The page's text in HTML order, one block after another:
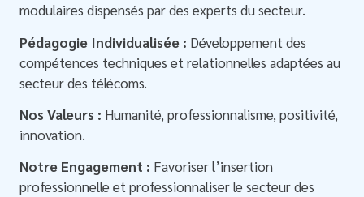
modulaires dispensés par des experts du secteur.
Pédagogie Individualisée : Développement des
compétences techniques et relationnelles adaptées au
secteur des télécoms.
Nos Valeurs : Humanité, professionnalisme, positivité,
innovation.
Notre Engagement : Favoriser l’insertion
professionnelle et professionnaliser le secteur des